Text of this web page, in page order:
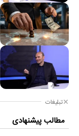
تبلیغات
مطالب پیشنهادی